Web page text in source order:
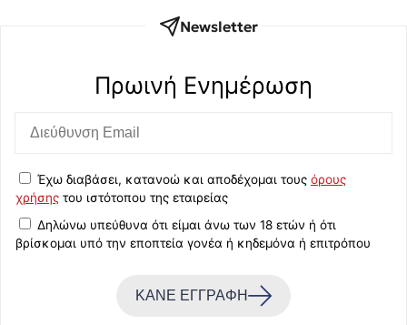
Newsletter
Πρωινή Eνημέρωση
Έχω διαβάσει, κατανοώ και αποδέχομαι τους όρους
χρήσης του ιστότοπου της εταιρείας
Δηλώνω υπεύθυνα ότι είμαι άνω των 18 ετών ή ότι
βρίσκομαι υπό την εποπτεία γονέα ή κηδεμόνα ή επιτρόπου
ΚΑΝΕ ΕΓΓΡΑΦΗ